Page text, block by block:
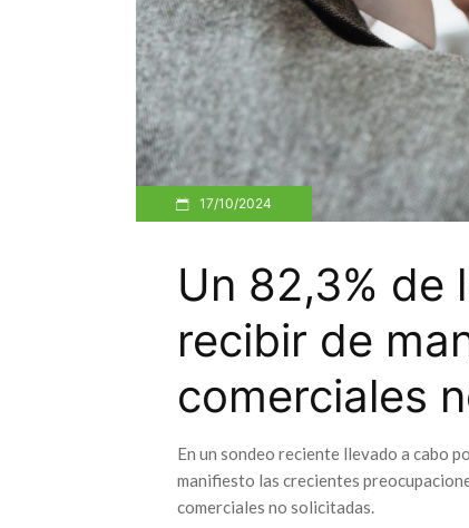
17/10/2024
Un 82,3% de
recibir de
comerciales
En un sondeo reciente llevado a cabo
manifiesto las crecientes
comerciales no solicitadas.